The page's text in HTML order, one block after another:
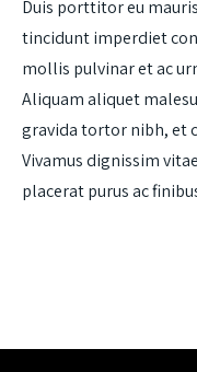
Duis porttitor eu
tincidunt imperdiet
mollis pulvinar et ac
Aliquam aliquet
gravida tortor nibh, et
Vivamus dignissim
placerat purus ac